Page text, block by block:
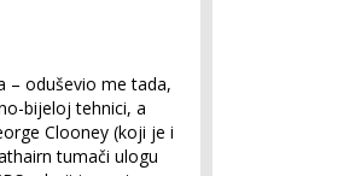
– oduševio me tada,
bijeloj tehnici, a
Clooney (koji je i
tumači ulogu